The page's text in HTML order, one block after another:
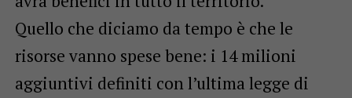
Quello che diciamo da tempo è che le
risorse vanno spese bene: i 14 milioni
aggiuntivi definiti con l’ultima legge di